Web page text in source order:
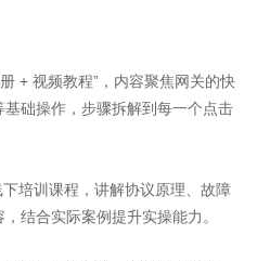
+ 视频教程”，内容聚焦网关的快
础操作，步骤拆解到每一个点击
培训课程，讲解协议原理、故障
结合实际案例提升实操能力。